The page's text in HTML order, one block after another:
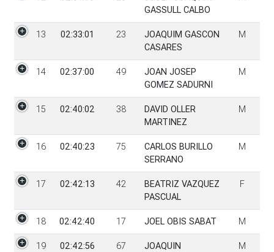
GASSULL CALBO
13 02:33:01 23
JOAQUIM GASCON
CASARES
M
14 02:37:00 49
JOAN JOSEP
GOMEZ SADURNI
M
15 02:40:02 38
DAVID OLLER
MARTINEZ
M
16 02:40:23 75
CARLOS BURILLO
SERRANO
M
17 02:42:13 42
BEATRIZ VAZQUEZ
PASCUAL
F
18 02:42:40 17 JOEL OBIS SABAT M
19 02:42:56 67
JOAQUIN
M